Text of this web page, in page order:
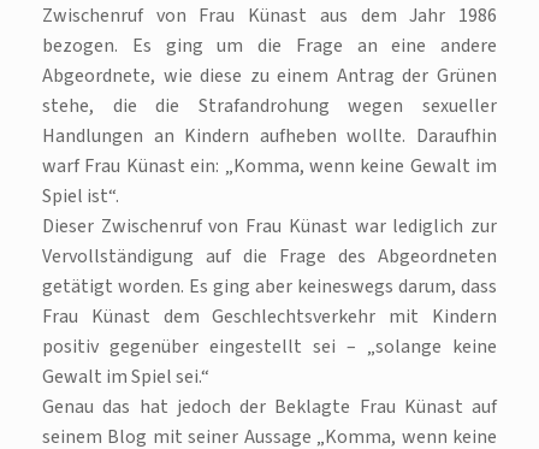
Zwischenruf von Frau Künast aus dem Jahr 1986
bezogen. Es ging um die Frage an eine andere
Abgeordnete, wie diese zu einem Antrag der Grünen
stehe, die die Strafandrohung wegen sexueller
Handlungen an Kindern aufheben wollte. Daraufhin
warf Frau Künast ein: „Komma, wenn keine Gewalt im
Spiel ist“.
Dieser Zwischenruf von Frau Künast war lediglich zur
Vervollständigung auf die Frage des Abgeordneten
getätigt worden. Es ging aber keineswegs darum, dass
Frau Künast dem Geschlechtsverkehr mit Kindern
positiv gegenüber eingestellt sei – „solange keine
Gewalt im Spiel sei.“
Genau das hat jedoch der Beklagte Frau Künast auf
seinem Blog mit seiner Aussage „Komma, wenn keine